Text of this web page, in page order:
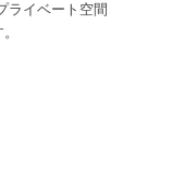
ライベート空間